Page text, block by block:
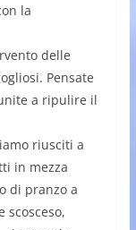
la
delle
Pensate
a ripulire il
riusciti a
in mezza
di pranzo a
scosceso,